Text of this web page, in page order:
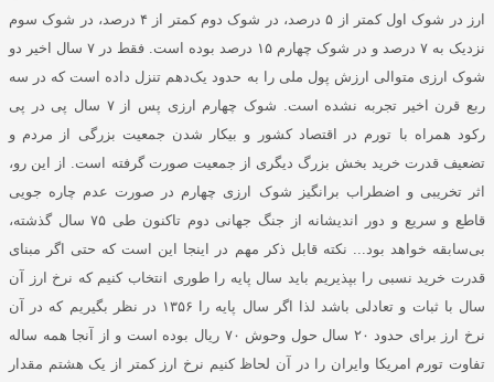
ارز در شوک اول کمتر از ۵ درصد، در شوک دوم کمتر از ۴ درصد، در شوک سوم
نزدیک به ۷ درصد و در شوک چهارم ۱۵ درصد بوده است. فقط در ۷ سال اخیر دو
شوک ارزی متوالی ارزش پول ملی را به حدود یک‌دهم تنزل داده است که در سه
ربع قرن اخیر تجربه نشده است. شوک چهارم ارزی پس از ۷ سال پی در پی
رکود همراه با تورم در اقتصاد کشور و بیکار شدن جمعیت بزرگی از مردم و
تضعیف قدرت خرید بخش بزرگ دیگری از جمعیت صورت گرفته است. از این رو،
اثر تخریبی و اضطراب‌ برانگیز شوک ارزی چهارم در صورت عدم چاره جویی
قاطع و سریع و دور اندیشانه از جنگ جهانی دوم تاکنون طی ۷۵ سال گذشته،
بی‌سابقه خواهد بود... نکته قابل ذکر مهم در اینجا این است که حتی اگر مبنای
قدرت خرید نسبی را بپذیریم باید سال پایه را طوری انتخاب کنیم که نرخ ارز آن
سال با ثبات و تعادلی باشد لذا اگر سال پایه را ۱۳۵۶ در نظر بگیریم که در آن
نرخ ارز برای حدود ۲۰ سال حول وحوش ۷۰ ریال بوده است و از آنجا همه ساله
تفاوت تورم امریکا وایران را در آن لحاظ کنیم نرخ ارز کمتر از یک هشتم مقدار